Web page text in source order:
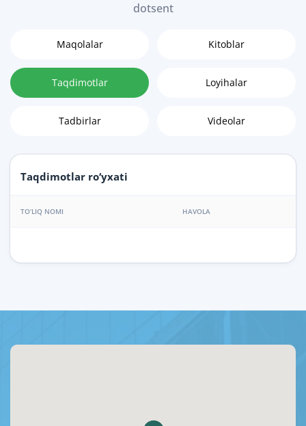
dotsent
Maqolalar Kitoblar
Taqdimotlar Loyihalar
Tadbirlar Videolar
Taqdimotlar ro‘yxati
TO‘LIQ NOMI HAVOLA